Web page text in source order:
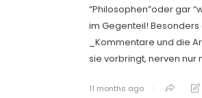
“Philosophen”oder gar
im Gegenteil! Besonders
_Kommentare und die
sie vorbringt, nerven nur
11 months ago